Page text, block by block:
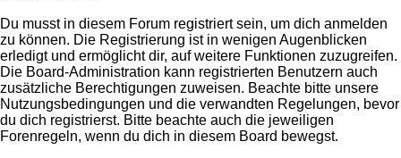
Du musst in diesem Forum registriert sein, um dich anmelden
zu können. Die Registrierung ist in wenigen Augenblicken
erledigt und ermöglicht dir, auf weitere Funktionen zuzugreifen.
Die Board-Administration kann registrierten Benutzern auch
zusätzliche Berechtigungen zuweisen. Beachte bitte unsere
Nutzungsbedingungen und die verwandten Regelungen, bevor
du dich registrierst. Bitte beachte auch die jeweiligen
Forenregeln, wenn du dich in diesem Board bewegst.